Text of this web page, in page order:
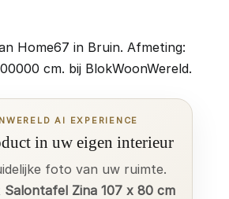
Home67 in Bruin. Afmeting:
cm. bij BlokWoonWereld.
AI EXPERIENCE
in uw eigen interieur
foto van uw ruimte.
Salontafel Zina 107 x 80 cm